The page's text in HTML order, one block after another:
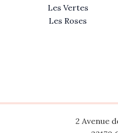
Les Vertes
Les Roses
2 Avenue